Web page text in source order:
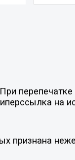
перепечатке
на
признана